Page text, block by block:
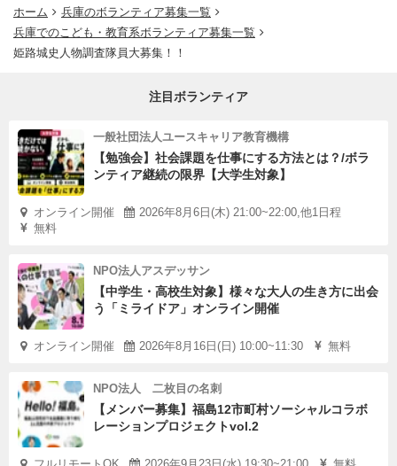
ホーム
兵庫のボランティア募集一覧
兵庫でのこども・教育系ボランティア募集一覧
姫路城史人物調査隊員大募集！！
注目ボランティア
一般社団法人ユースキャリア教育機構
【勉強会】社会課題を仕事にする方法とは？/ボラ
ンティア継続の限界【大学生対象】
オンライン開催
2026年8月6日(木) 21:00~22:00,他1日程
無料
NPO法人アスデッサン
【中学生・高校生対象】様々な大人の生き方に出会
う「ミライドア」オンライン開催
オンライン開催 2026年8月16日(日) 10:00~11:30 無料
NPO法人 二枚目の名刺
【メンバー募集】福島12市町村ソーシャルコラボ
レーションプロジェクトvol.2